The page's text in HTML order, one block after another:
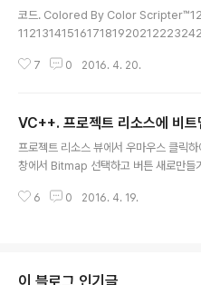
코드. Colored By Color
etrics(SM_CXSCREEN); int
orkarea, 0); // 작업표시줄 영역 구하기,
hell_TrayWnd임. HWND
7 0 2016. 4. 20.
VC++. 프로젝트 리소스에 비트
프로젝트 리소스 뷰에서 우마우스 클릭
창에서 Bitmap 선택하고 버튼 새로만들
때 필요한것), 비트맵의 속성에서 색상수,
미지를 원할 때는 이미 제작된 이미지를
6 0 2016. 4. 19.
이 블로그 인기글